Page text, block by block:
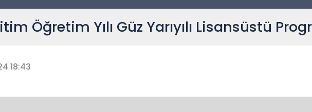
Öğretim Yılı Güz Yarıyılı Lisansüstü
18:43